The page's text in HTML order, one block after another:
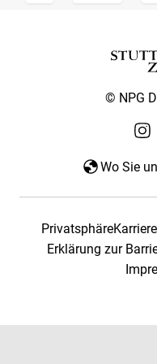
© NPG
Wo Sie
PrivatsphäreKarriere
Erklärung zur